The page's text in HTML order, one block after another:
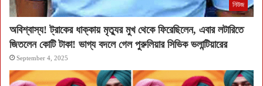
নিউজ
অবিশ্বাস্য! ট্রাকের ধাক্কায় মৃত্যুর মুখ থেকে ফিরেছিলেন, এবার লটারিতে
জিতলেন কোটি টাকা! ভাগ্য বদলে গেল পুরুলিয়ার সিভিক ভলান্টিয়ারের
September 4, 2025